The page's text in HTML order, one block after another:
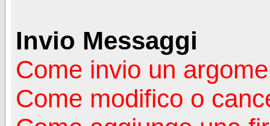
Invio Messaggi
Come invio un
Come modifico o